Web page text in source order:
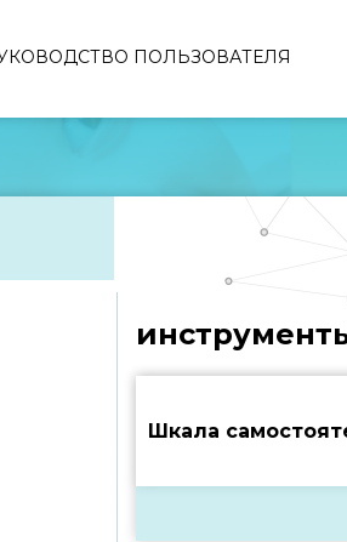
ПОЛЬЗОВАТЕЛЯ
Шкала